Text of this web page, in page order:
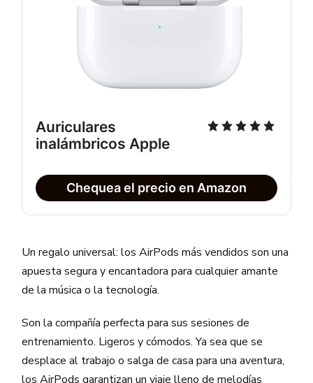
Auriculares
inalámbricos Apple
Chequea el precio en Amazon
Un regalo universal: los AirPods más vendidos son una
apuesta segura y encantadora para cualquier amante
de la música o la tecnología.
Son la compañía perfecta para sus sesiones de
entrenamiento. Ligeros y cómodos. Ya sea que se
desplace al trabajo o salga de casa para una aventura,
los AirPods garantizan un viaje lleno de melodías